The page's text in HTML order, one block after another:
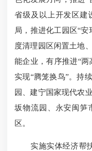
省级及以上开发区建
局，推进化工园区“
度清理园区闲置土地
能企业，有序推进“两
实现“腾笼换鸟”。持
园、建宁国家现代农
坂物流园、永安闽笋
区。
实施实体经济帮扶